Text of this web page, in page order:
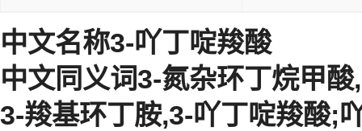
中文名称3-吖丁啶羧酸
中文同义词3-氮杂环丁烷甲
3-羧基环丁胺,3-吖丁啶羧酸;